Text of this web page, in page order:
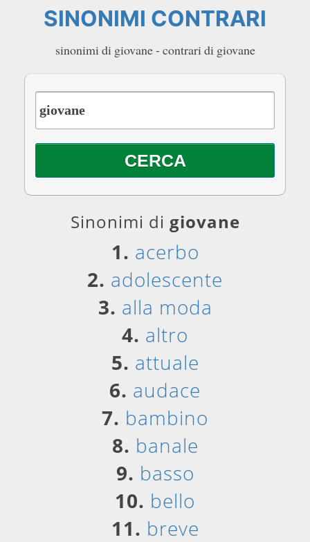
SINONIMI CONTRARI
sinonimi di giovane - contrari di giovane
Sinonimi di giovane
1. acerbo
2. adolescente
3. alla moda
4. altro
5. attuale
6. audace
7. bambino
8. banale
9. basso
10. bello
11. breve